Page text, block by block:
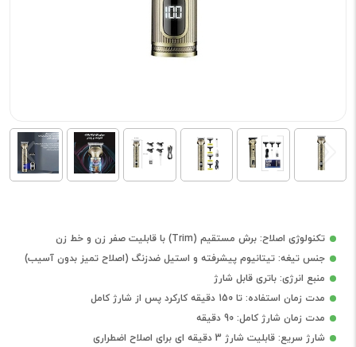
تکنولوژی اصلاح: برش مستقیم (Trim) با قابلیت صفر زن و خط زن
جنس تیغه: تیتانیوم پیشرفته و استیل ضدزنگ (اصلاح تمیز بدون آسیب)
منبع انرژی: باتری قابل شارژ
مدت زمان استفاده: تا 150 دقیقه کارکرد پس از شارژ کامل
مدت زمان شارژ کامل: 90 دقیقه
شارژ سریع: قابلیت شارژ 3 دقیقه ای برای اصلاح اضطراری